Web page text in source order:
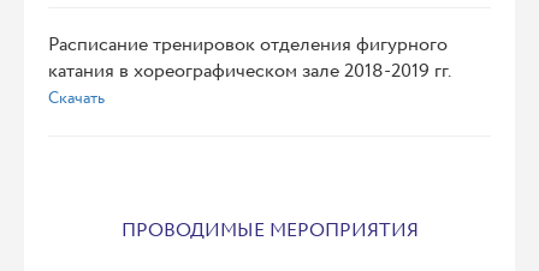
Расписание тренировок отделения фигурного
катания в хореографическом зале 2018-2019 гг.
Скачать
ПРОВОДИМЫЕ МЕРОПРИЯТИЯ